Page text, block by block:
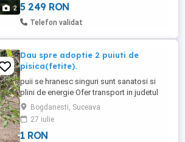
2 5 249 RON
Telefon validat
Dau spre adoptie 2 puiuti de
pisica(fetite).
puii se hranesc singuri sunt sanatosi si
plini de energie Ofer transport in judetul
Suceava.
Bogdanesti, Suceava
27 iulie
1 RON